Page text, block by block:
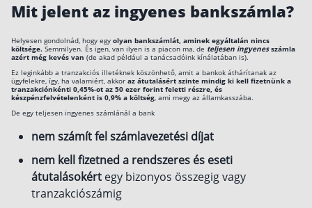
Mit jelent az ingyenes bankszámla?
Helyesen gondolnád, hogy egy olyan bankszámlát, aminek egyáltalán nincs
költsége. Semmilyen. És igen, van ilyen is a piacon ma, de teljesen ingyenesszámla
azért még kevés van (de akad például a tanácsadóink kínálatában is).
Ez leginkább a tranzakciós illetéknek köszönhető, amit a bankok áthárítanak az
ügyfelekre, így, ha valamiért, akkor az átutalásért szinte mindig ki kell fizetnünk a
tranzakciónkénti 0,45%-ot az 50 ezer forint feletti részre, és
készpénzfelvételenként is 0,9% a költség, ami megy az államkasszába.
De egy teljesen ingyenes számlánál a bank
nem számít fel számlavezetési díjat
nem kell fizetned a rendszeres és eseti
átutalásokért egy bizonyos összegig vagy
tranzakciószámig